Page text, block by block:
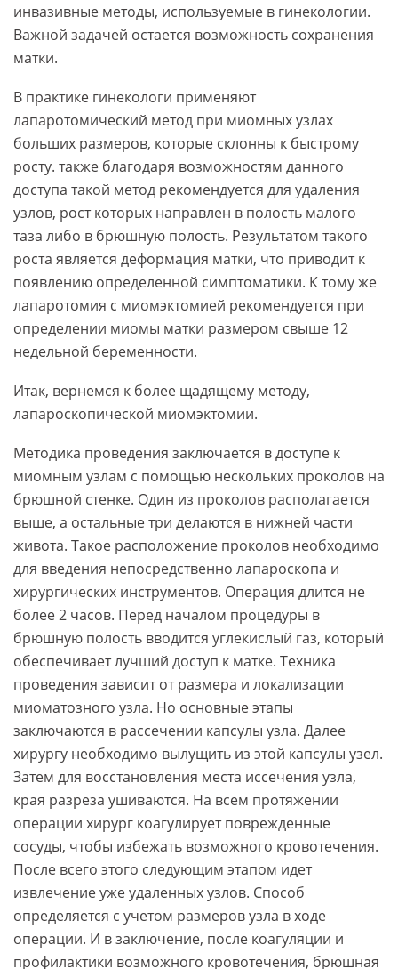
инвазивные методы, используемые в гинекологии.
Важной задачей остается возможность сохранения
матки.
В практике гинекологи применяют
лапаротомический метод при миомных узлах
больших размеров, которые склонны к быстрому
росту. также благодаря возможностям данного
доступа такой метод рекомендуется для удаления
узлов, рост которых направлен в полость малого
таза либо в брюшную полость. Результатом такого
роста является деформация матки, что приводит к
появлению определенной симптоматики. К тому же
лапаротомия с миомэктомией рекомендуется при
определении миомы матки размером свыше 12
недельной беременности.
Итак, вернемся к более щадящему методу,
лапароскопической миомэктомии.
Методика проведения заключается в доступе к
миомным узлам с помощью нескольких проколов на
брюшной стенке. Один из проколов располагается
выше, а остальные три делаются в нижней части
живота. Такое расположение проколов необходимо
для введения непосредственно лапароскопа и
хирургических инструментов. Операция длится не
более 2 часов. Перед началом процедуры в
брюшную полость вводится углекислый газ, который
обеспечивает лучший доступ к матке. Техника
проведения зависит от размера и локализации
миоматозного узла. Но основные этапы
заключаются в рассечении капсулы узла. Далее
хирургу необходимо вылущить из этой капсулы узел.
Затем для восстановления места иссечения узла,
края разреза ушиваются. На всем протяжении
операции хирург коагулирует поврежденные
сосуды, чтобы избежать возможного кровотечения.
После всего этого следующим этапом идет
извлечение уже удаленных узлов. Способ
определяется с учетом размеров узла в ходе
операции. И в заключение, после коагуляции и
профилактики возможного кровотечения, брюшная